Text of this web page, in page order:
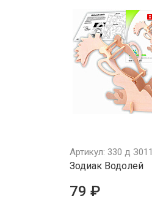
Артикул: 330 д З011
Зодиак Водолей
79 ₽